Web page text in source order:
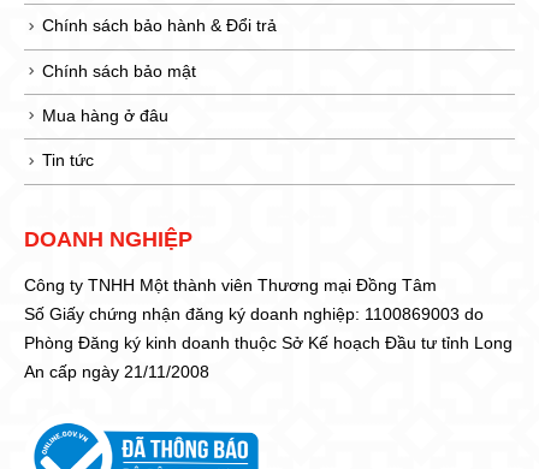
Chính sách bảo hành & Đổi trả
Chính sách bảo mật
Mua hàng ở đâu
Tin tức
DOANH NGHIỆP
Công ty TNHH Một thành viên Thương mại Đồng Tâm
Số Giấy chứng nhận đăng ký doanh nghiệp: 1100869003 do
Phòng Đăng ký kinh doanh thuộc Sở Kế hoạch Đầu tư tỉnh Long
An cấp ngày 21/11/2008